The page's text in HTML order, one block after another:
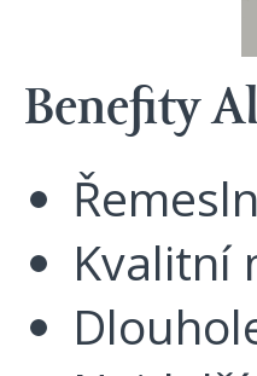
Benefity
Kvalitní